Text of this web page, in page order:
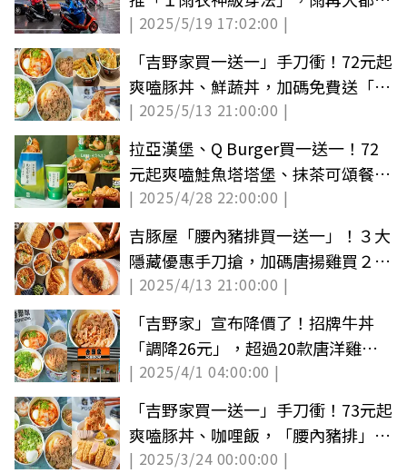
用怕
| 2025/5/19 17:02:00 |
「吉野家買一送一」手刀衝！72元起
爽嗑豚丼、鮮蔬丼，加碼免費送「綜
合天婦羅」
| 2025/5/13 21:00:00 |
拉亞漢堡、Q Burger買一送一！72
元起爽嗑鮭魚塔塔堡、抹茶可頌餐，
必搶鯊魚拿鐵
| 2025/4/28 22:00:00 |
吉豚屋「腰內豬排買一送一」！３大
隱藏優惠手刀搶，加碼唐揚雞買２送
２
| 2025/4/13 21:00:00 |
「吉野家」宣布降價了！招牌牛丼
「調降26元」，超過20款唐洋雞
丼、咖哩飯都有
| 2025/4/1 04:00:00 |
「吉野家買一送一」手刀衝！73元起
爽嗑豚丼、咖哩飯，「腰內豬排」現
折50元
| 2025/3/24 00:00:00 |